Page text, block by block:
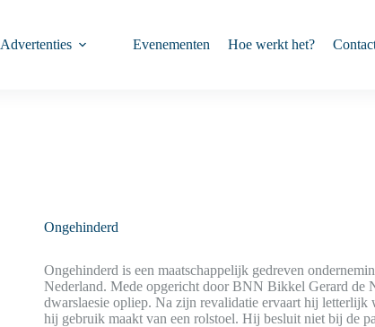
Advertenties Evenementen Hoe werkt het?
Ongehinderd
Ongehinderd is een maatschappelijk gedreven
Nederland. Mede opgericht door BNN Bikkel Gerard de
dwarslaesie opliep. Na zijn revalidatie ervaart hij letterlijk
hij gebruik maakt van een rolstoel. Hij besluit niet bij de